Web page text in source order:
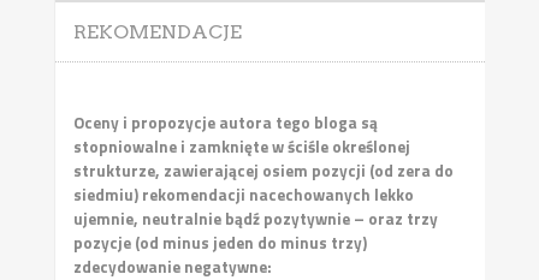
REKOMENDACJE
Oceny i propozycje autora tego bloga są
stopniowalne i zamknięte w ściśle określonej
strukturze, zawierającej osiem pozycji (od zera do
siedmiu) rekomendacji nacechowanych lekko
ujemnie, neutralnie bądź pozytywnie – oraz trzy
pozycje (od minus jeden do minus trzy)
zdecydowanie negatywne: